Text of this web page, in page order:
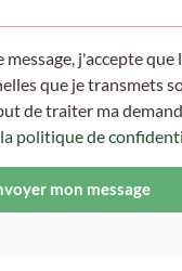
message, j'accepte que
que je transmets
de traiter ma
la politique de
mon message